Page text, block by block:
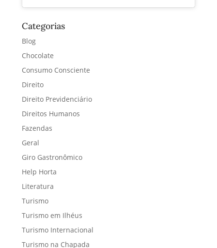
Categorias
Blog
Chocolate
Consumo Consciente
Direito
Direito Previdenciário
Direitos Humanos
Fazendas
Geral
Giro Gastronômico
Help Horta
Literatura
Turismo
Turismo em Ilhéus
Turismo Internacional
Turismo na Chapada